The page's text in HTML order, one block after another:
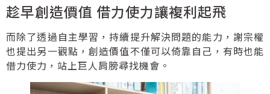
趁早創造價值 借力使力讓複利起飛
而除了透過自主學習，持續提升解決問題的能力，謝宗權
也提出另一觀點，創造價值不僅可以倚靠自己，有時也能
借力使力，站上巨人肩膀尋找機會。